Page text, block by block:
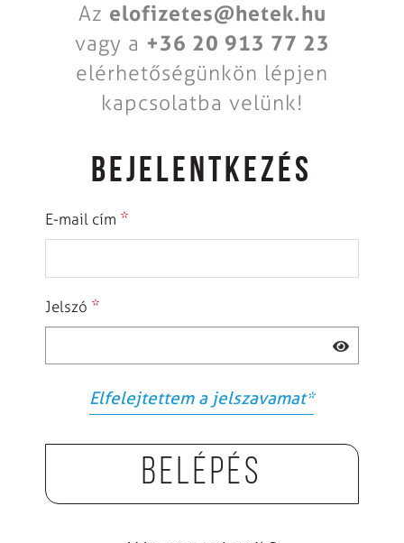
Az elofizetes@hetek.hu
vagy a +36 20 913 77 23
elérhetőségünkön lépjen
kapcsolatba velünk!
BEJELENTKEZÉS
E-mail cím *
Jelszó *
Elfelejtettem a jelszavamat*
Belépés